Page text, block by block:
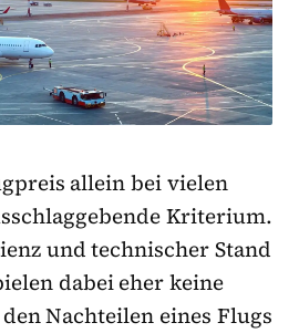
allein bei vielen
Kriterium.
und technischer Stand
dabei eher keine
Nachteilen eines Flugs